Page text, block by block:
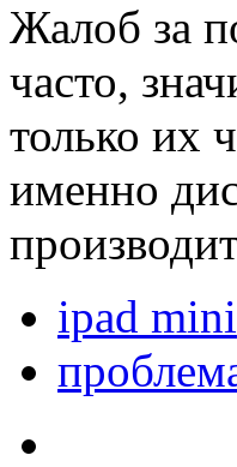
Жалоб за
часто,
только их
именно
ipad mini